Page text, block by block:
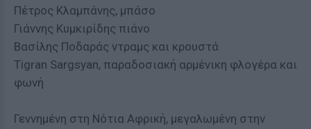
Πέτρος Κλαμπάνης, μπάσο
Γιάννης Κυμκιρίδης πιάνο
Βασίλης Ποδαράς ντραμς και κρουστά
Tigran Sargsyan, παραδοσιακή αρμένικη φλογέρα και
φωνή
Γεννημένη στη Νότια Αφρική, μεγαλωμένη στην